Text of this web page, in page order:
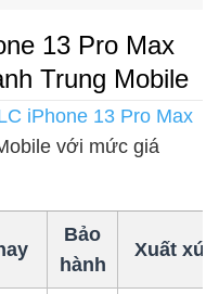
13 Pro Max
Trung Mobile
iPhone 13 Pro Max
với mức giá
Bảo
hành
Xuất xứ